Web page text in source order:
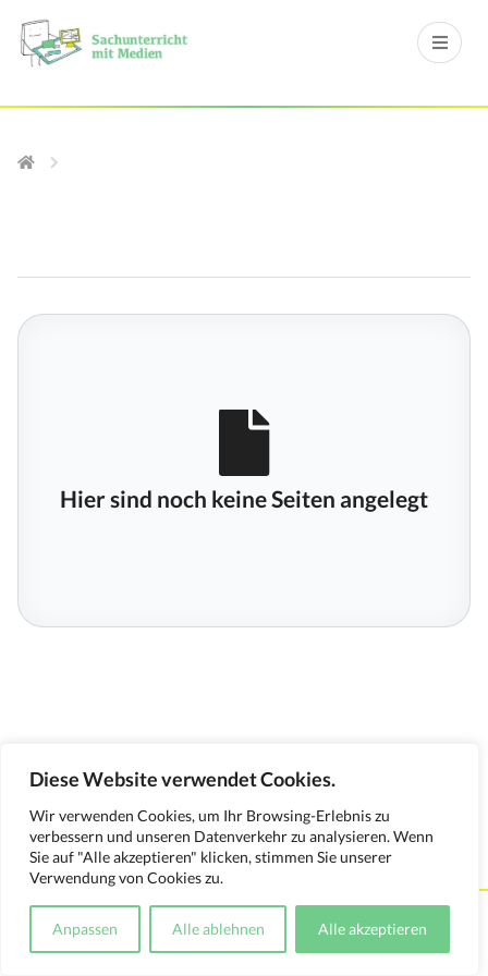
Diese Website verwendet Cookies.
Wir verwenden Cookies, um Ihr Browsing-Erlebnis zu
verbessern und unseren Datenverkehr zu analysieren. Wenn
Sie auf "Alle akzeptieren" klicken, stimmen Sie unserer
Verwendung von Cookies zu.
Anpassen Alle ablehnen Alle akzeptieren
Hier sind noch keine Seiten angelegt
Kontakt Impressum Datenschutzerklärung
Medienverwendungsnachweis